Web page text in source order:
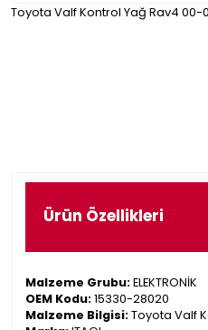
Toyota Valf Kontrol Yağ Rav4 00-
Ürün Özellikleri
Malzeme Grubu:ELEKTRONİK
OEM Kodu:15330-28020
Malzeme Bilgisi:Toyota Valf